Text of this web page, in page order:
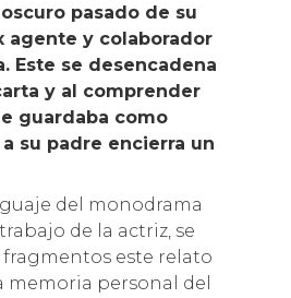
pasado de su
agente y colaborador
Este se desencadena
y al comprender
guardaba como
su padre encierra un
del monodrama
de la actriz, se
este relato
memoria personal del